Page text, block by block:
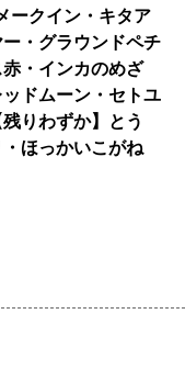
ークイン・キタア
・グラウンドペチ
・インカのめざ
ドムーン・セトユ
残りわずか】とう
ほっかいこがね